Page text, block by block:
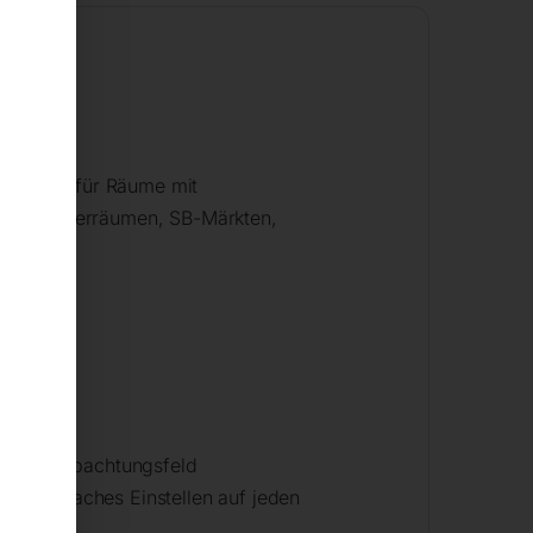
Ideal für Räume mit
Lagerräumen, SB-Märkten,
Beobachtungsfeld
einfaches Einstellen auf jeden